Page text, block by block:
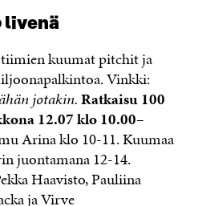
livenä
tiimien kuumat pitchit ja
Vinkki:
jotakin.Ratkaisu 100
12.07 klo 10.00–
Arina klo 10-11. Kuumaa
juontamana 12-14.
Haavisto, Pauliina
ja Virve